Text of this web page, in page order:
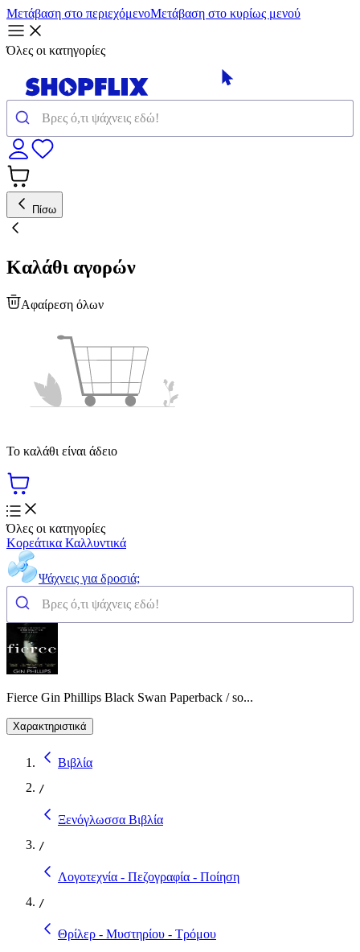
Μετάβαση στο περιεχόμενοΜετάβαση στο κυρίως μενού
Όλες οι κατηγορίες
Πίσω
Καλάθι αγορών
Αφαίρεση όλων
Το καλάθι είναι άδειο
Όλες οι κατηγορίες
Κορεάτικα Καλλυντικά
Ψάχνεις για δροσιά;
Fierce Gin Phillips Black Swan Paperback / so...
Χαρακτηριστικά
Βιβλία
/
Ξενόγλωσσα Βιβλία
/
Λογοτεχνία - Πεζογραφία - Ποίηση
/
Θρίλερ - Μυστηρίου - Τρόμου